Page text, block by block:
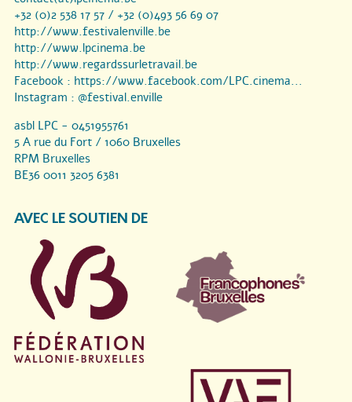
+32 (0)2 538 17 57 / +32 (0)493 56 69 07
http://www.festivalenville.be
http://www.lpcinema.be
http://www.regardssurletravail.be
Facebook : https://www.facebook.com/LPC.cinema...
Instagram : @festival.enville
asbl LPC - 0451955761
5 A rue du Fort / 1060 Bruxelles
RPM Bruxelles
BE36 0011 3205 6381
AVEC LE SOUTIEN DE